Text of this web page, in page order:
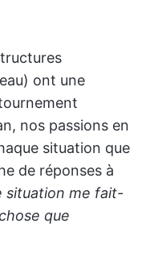
ont une
nos passions en
situation que
de réponses à
situation me fait-
que